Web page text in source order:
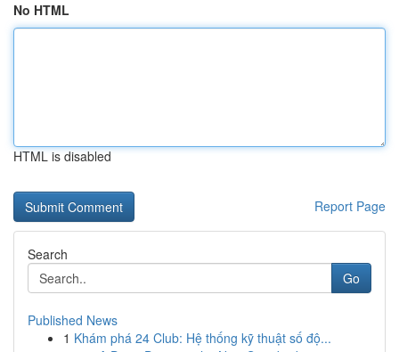
No HTML
HTML is disabled
Report Page
Search
Go
Published News
1 Khám phá 24 Club: Hệ thống kỹ thuật số độ...